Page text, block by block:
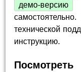
демо-версию
технической
инструкцию.
Посмотреть